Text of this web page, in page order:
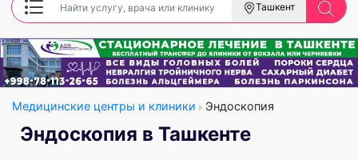
Ташкент
Медицинские центры и клиники Эндоскопия
Эндоскопия в Ташкенте